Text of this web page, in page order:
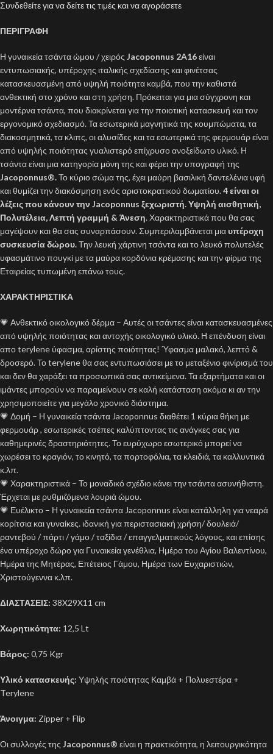
Συνδεθείτε για να δείτε τις τιμές και να αγοράσετε
ΠΕΡΙΓΡΑΦΗ
Η γυναικεία τσάντα ώμου / χειρός Jacoponnus 2A16είναι
εντυπωσιακής, υπέροχης ιταλικής σχεδίασης και φινέτσας
κατασκευασμένη από υψηλή ποιότητα καμβά, που την καθιστά
ανθεκτική στο χρόνο και στη χρήση. Πρόκειται για μια σύγχρονη και
μοντέρνα τσάντα, που διακρίνεται για την ποιοτική κατασκευή και τον
εργονομικό σχεδιασμό. Τα εσωτερικά μαγνητικά της κουμπώματα, τα
διακοσμητικά, τα κλιπς, οι αλυσίδες και τα εσωτερικά της φερμουάρ είναι
από υψηλής ποιότητας γυαλιστερό επίχρυσο ανοξείδωτο υλικό. Η
τσάντα είναι μια κατηγορία μόνη της και φέρει την υπογραφή της
Jacoponnus®.Το κύριο σώμα της, έχει μαύρη βασιλική δαντελένια υφή
και θυμίζει την διακόσμηση ενός αριστοκρατικού δωματίου.4 είναι οι
λέξεις που κάνουν την Jacoponnus ξεχωριστή. Υψηλή αισθητική,
Πολυτέλεια, Λεπτή γραμμή & Άνεση. Χαρακτηριστικά που θα σας
μαγέψουν και θα σας συναρπάσουν. Συμπεριλαμβάνεται μια υπέροχη
συσκευσία δώρου.Την λευκή χάρτινη τσάντα και το λευκό πολυτελές
υφασμάτινο πουγκί με τα μαύρα κορδόνια κρέμασης και την φίρμα της
Εταιρείας τυπωμένη επάνω τους.
ΧΑΡΑΚΤΗΡΙΣΤΙΚΑ
💗 Ανθεκτικό οικολογικό δέρμα – Αυτές οι τσάντες είναι κατασκευασμένες
από υψηλής ποιότητας και αντοχής οικολογικό υλικό. Η επένδυση είναι
απο terylene ύφασμα, αρίστης ποιότητας! Ύφασμα μαλακό, λεπτό &
δροσερό. Το terylene θα σας εντυπωσιάσει με το μεταξένιο φινίρισμά του
και δεν θα χαράξει τα προσωπικά σας αντικείμενα. Τα εξαρτήματα και οι
ιμάντες μπορούν να παραμείνουν σε καλή κατάσταση ακόμα κι αν την
χρησιμοποιείτε για μεγάλο χρονικό διάστημα.
💗 Δομή – Η γυναικεία τσάντα Jacoponnus διαθέτει 1 κύρια θήκη με
φερμουάρ , εσωτερικές τσέπες καλύπτοντας τις ανάγκες σας για
καθημερινές δραστηριότητες. Το ευρύχωρο εσωτερικό μπορεί να
χωρέσει το κραγιόν, το κινητό, τα πορτοφόλια, τα κλειδιά, τα καλλυντικά
κ.λπ.
💗 Χαρακτηριστικά – Το μοναδικό σχέδιο κάνει την τσάντα ασυνήθιστη.
Έρχεται με ρυθμιζόμενα λουριά ώμου.
💗 Ευέλικτο – Η γυναικεία τσάντα Jacoponnus είναι κατάλληλη για νεαρά
κορίτσια και γυναίκες. ιδανική για περιστασιακή χρήση/ δουλειά/
ραντεβού / πάρτι / γάμο / ταξίδια / επαγγελματικούς λόγους, και επίσης
ένα υπέροχο δώρο για Γυναικεία γενέθλια, Ημέρα του Αγίου Βαλεντίνου,
Ημέρα της Μητέρας, Επέτειος Γάμου, Ημέρα των Ευχαριστιών,
Χριστούγεννα κ.λπ.
ΔΙΑΣΤΑΣΕΙΣ: 38X29X11 cm
Χωρητικότητα: 12,5 Lt
Βάρος: 0,75 Kgr
Υλικό κατασκευής: Υψηλής ποιότητας Καμβά + Πολυεστέρα +
Terylene
Άνοιγμα: Zipper + Flip
Οι συλλογές της Jacoponnus® είναι η πρακτικότητα, η λειτουργικότητα